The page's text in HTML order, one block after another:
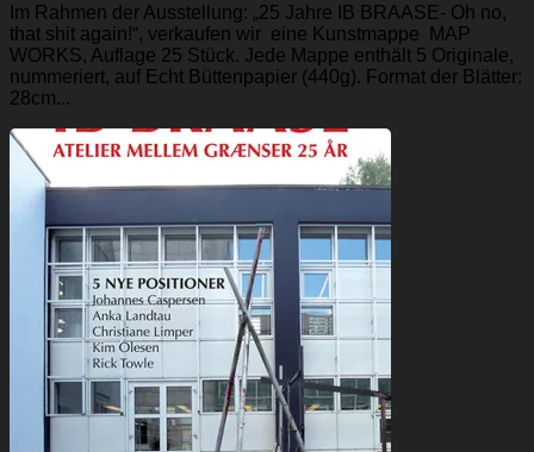
Im Rahmen der Ausstellung: „25 Jahre IB BRAASE- Oh no,
that shit again!“, verkaufen wir eine Kunstmappe MAP
WORKS, Auflage 25 Stück. Jede Mappe enthält 5 Originale,
nummeriert, auf Echt Büttenpapier (440g). Format der Blätter:
28cm...